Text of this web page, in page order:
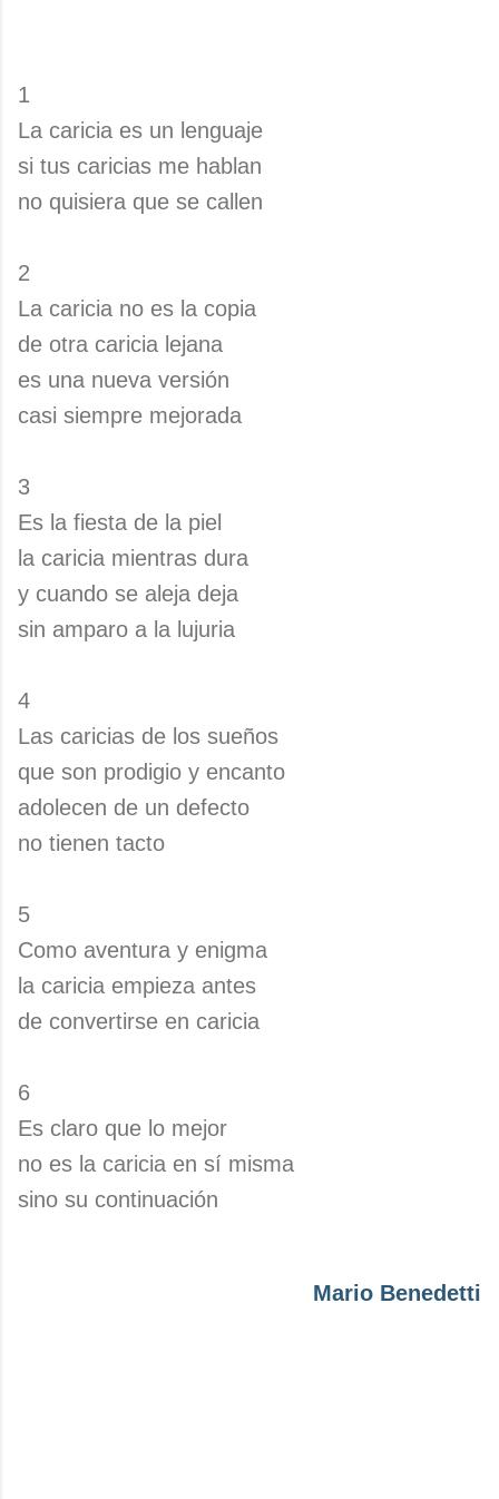
1
La caricia es un lenguaje
si tus caricias me hablan
no quisiera que se callen
2
La caricia no es la copia
de otra caricia lejana
es una nueva versión
casi siempre mejorada
3
Es la fiesta de la piel
la caricia mientras dura
y cuando se aleja deja
sin amparo a la lujuria
4
Las caricias de los sueños
que son prodigio y encanto
adolecen de un defecto
no tienen tacto
5
Como aventura y enigma
la caricia empieza antes
de convertirse en caricia
6
Es claro que lo mejor
no es la caricia en sí misma
sino su continuación
Mario Benedetti